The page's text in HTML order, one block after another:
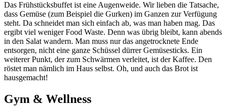
Das Frühstücksbuffet ist eine Augenweide. Wir lieben die Tatsache,
dass Gemüse (zum Beispiel die Gurken) im Ganzen zur Verfügung
steht. Da schneidet man sich einfach ab, was man haben mag. Das
ergibt viel weniger Food Waste. Denn was übrig bleibt, kann abends
in den Salat wandern. Man muss nur das angetrocknete Ende
entsorgen, nicht eine ganze Schüssel dürrer Gemüsesticks. Ein
weiterer Punkt, der zum Schwärmen verleitet, ist der Kaffee. Den
röstet man nämlich im Haus selbst. Oh, und auch das Brot ist
hausgemacht!
Gym & Wellness